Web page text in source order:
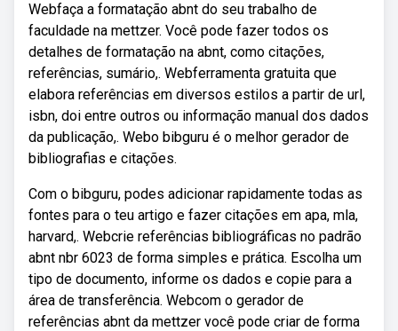
Webfaça a formatação abnt do seu trabalho de
faculdade na mettzer. Você pode fazer todos os
detalhes de formatação na abnt, como citações,
referências, sumário,. Webferramenta gratuita que
elabora referências em diversos estilos a partir de url,
isbn, doi entre outros ou informação manual dos dados
da publicação,. Webo bibguru é o melhor gerador de
bibliografias e citações.
Com o bibguru, podes adicionar rapidamente todas as
fontes para o teu artigo e fazer citações em apa, mla,
harvard,. Webcrie referências bibliográficas no padrão
abnt nbr 6023 de forma simples e prática. Escolha um
tipo de documento, informe os dados e copie para a
área de transferência. Webcom o gerador de
referências abnt da mettzer você pode criar de forma